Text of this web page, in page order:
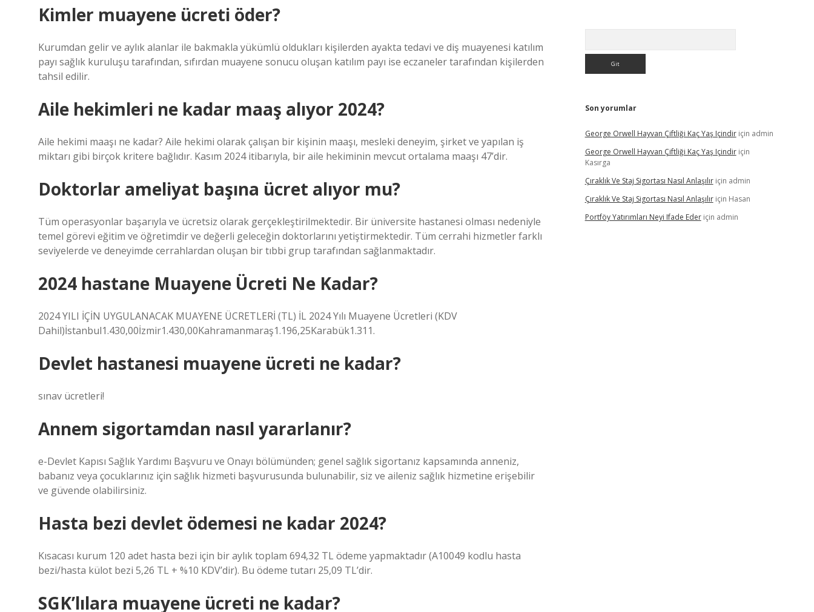
Kimler muayene ücreti öder?
Kurumdan gelir ve aylık alanlar ile bakmakla yükümlü oldukları kişilerden ayakta tedavi ve diş muayenesi katılım
payı sağlık kuruluşu tarafından, sıfırdan muayene sonucu oluşan katılım payı ise eczaneler tarafından kişilerden
tahsil edilir.
Aile hekimleri ne kadar maaş alıyor 2024?
Aile hekimi maaşı ne kadar? Aile hekimi olarak çalışan bir kişinin maaşı, mesleki deneyim, şirket ve yapılan iş
miktarı gibi birçok kritere bağlıdır. Kasım 2024 itibarıyla, bir aile hekiminin mevcut ortalama maaşı 47’dir.
Doktorlar ameliyat başına ücret alıyor mu?
Tüm operasyonlar başarıyla ve ücretsiz olarak gerçekleştirilmektedir. Bir üniversite hastanesi olması nedeniyle
temel görevi eğitim ve öğretimdir ve değerli geleceğin doktorlarını yetiştirmektedir. Tüm cerrahi hizmetler farklı
seviyelerde ve deneyimde cerrahlardan oluşan bir tıbbi grup tarafından sağlanmaktadır.
2024 hastane Muayene Ücreti Ne Kadar?
2024 YILI İÇİN UYGULANACAK MUAYENE ÜCRETLERİ (TL) İL 2024 Yılı Muayene Ücretleri (KDV
Dahil)İstanbul1.430,00İzmir1.430,00Kahramanmaraş1.196,25Karabük1.311.
Devlet hastanesi muayene ücreti ne kadar?
sınav ücretleri!
Annem sigortamdan nasıl yararlanır?
e-Devlet Kapısı Sağlık Yardımı Başvuru ve Onayı bölümünden; genel sağlık sigortanız kapsamında anneniz,
babanız veya çocuklarınız için sağlık hizmeti başvurusunda bulunabilir, siz ve aileniz sağlık hizmetine erişebilir
ve güvende olabilirsiniz.
Hasta bezi devlet ödemesi ne kadar 2024?
Kısacası kurum 120 adet hasta bezi için bir aylık toplam 694,32 TL ödeme yapmaktadır (A10049 kodlu hasta
bezi/hasta külot bezi 5,26 TL + %10 KDV’dir). Bu ödeme tutarı 25,09 TL’dir.
SGK’lılara muayene ücreti ne kadar?
Son yorumlar
George Orwell Hayvan Çiftliği Kaç Yaş Içindiriçin admin
George Orwell Hayvan Çiftliği Kaç Yaş Içindiriçin
Kasırga
Çıraklık Ve Staj Sigortası Nasıl Anlaşılıriçin admin
Çıraklık Ve Staj Sigortası Nasıl Anlaşılıriçin Hasan
Portföy Yatırımları Neyi Ifade Ederiçin admin